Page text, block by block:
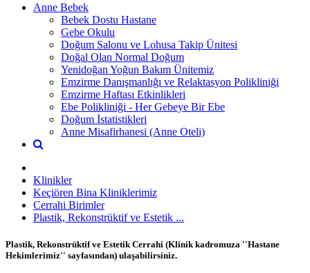
Anne Bebek
Bebek Dostu Hastane
Gebe Okulu
Doğum Salonu ve Lohusa Takip Ünitesi
Doğal Olan Normal Doğum
Yenidoğan Yoğun Bakım Ünitemiz
Emzirme Danışmanlığı ve Relaktasyon Polikliniği
Emzirme Haftası Etkinlikleri
Ebe Polikliniği - Her Gebeye Bir Ebe
Doğum İstatistikleri
Anne Misafirhanesi (Anne Oteli)
Klinikler
Keçiören Bina Kliniklerimiz
Cerrahi Birimler
Plastik, Rekonstrüktif ve Estetik ...
Plastik, Rekonstrüktif ve Estetik Cerrahi (Klinik kadromuza ''Hastane
Hekimlerimiz'' sayfasından) ulaşabilirsiniz.